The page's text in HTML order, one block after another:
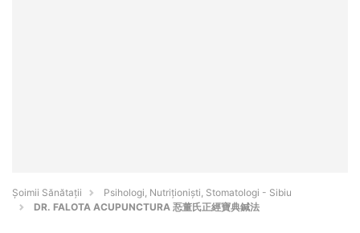
Şoimii Sănătații
Psihologi, Nutriționiști, Stomatologi - Sibiu
DR. FALOTA ACUPUNCTURA 忢董氏正經寶典鍼法